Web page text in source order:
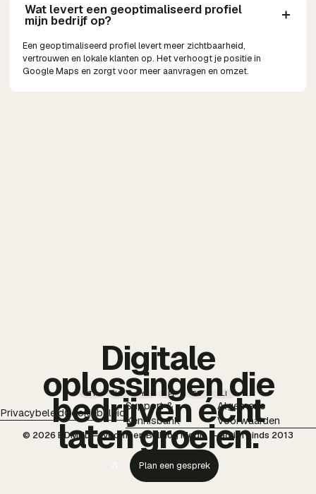
Wat levert een geoptimaliseerd profiel
mijn bedrijf op?
Een geoptimaliseerd profiel levert meer zichtbaarheid,
vertrouwen en lokale klanten op. Het verhoogt je positie in
Google Maps en zorgt voor meer aanvragen en omzet.
TT IG YT PI FB LI
PrivacybeleidCookiebeleid
Support &
Kennisbank
Algemene
Voorwaarden
© 2026 BDMNL — voorheen Bulldog Media — actief sinds 2013
Digitale
oplossingen die
bedrijven écht
laten groeien.
Plan een gesprek